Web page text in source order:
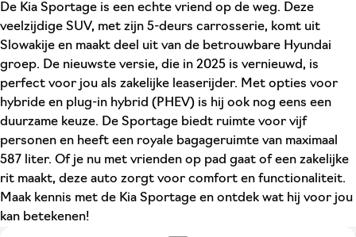
De Kia Sportage is een echte vriend op de weg. Deze
veelzijdige SUV, met zijn 5-deurs carrosserie, komt uit
Slowakije en maakt deel uit van de betrouwbare Hyundai
groep. De nieuwste versie, die in 2025 is vernieuwd, is
perfect voor jou als zakelijke leaserijder. Met opties voor
hybride en plug-in hybrid (PHEV) is hij ook nog eens een
duurzame keuze. De Sportage biedt ruimte voor vijf
personen en heeft een royale bagageruimte van maximaal
587 liter. Of je nu met vrienden op pad gaat of een zakelijke
rit maakt, deze auto zorgt voor comfort en functionaliteit.
Maak kennis met de Kia Sportage en ontdek wat hij voor jou
kan betekenen!